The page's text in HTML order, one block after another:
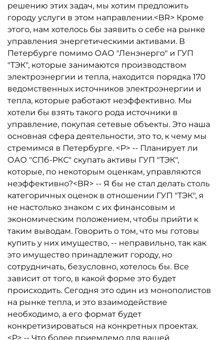
решению этих задач, мы хотим предложить
городу услуги в этом направлении.<BR> Кроме
этого, нам хотелось бы заявить о себе на рынке
управления энергетическими активами. В
Петербурге помимо ОАО "Ленэнерго" и ГУП
"ТЭК", которые занимаются производством
электроэнергии и тепла, находится порядка 170
ведомственных источников электроэнергии и
тепла, которые работают неэффективно. Мы
хотели бы взять такого рода источники в
управление, покупая сетевые объекты. Это наша
основная сфера деятельности, это то, к чему мы
стремимся в Петербурге. <P> -- Планирует ли
ОАО "СПб-РКС" скупать активы ГУП "ТЭК",
которые, по некоторым оценкам, управляются
неэффективно?<BR> -- Я бы не стал делать столь
категоричных оценок в отношении ГУП "ТЭК", я
не настолько знаком с их финансовым и
экономическим положением, чтобы прийти к
таким выводам. Говорить о том, что мы готовы
купить у них имущество, -- неправильно, так как
это имущество принадлежит городу, но
сотрудничать, безусловно, хотелось бы. Все
зависит от того, в какой форме это будет
происходить. Сегодня это один из монополистов
на рынке тепла, и это взаимодействие
необходимо, а его формат будет
конкретизироваться на конкретных проектах.
<P> -- Что более приемлемо для вашей